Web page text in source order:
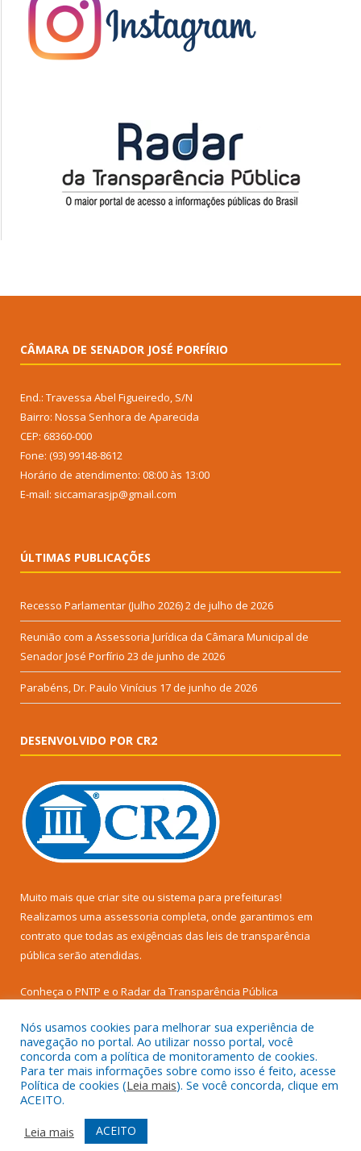
CÂMARA DE SENADOR JOSÉ PORFÍRIO
End.: Travessa Abel Figueiredo, S/N
Bairro: Nossa Senhora de Aparecida
CEP: 68360-000
Fone: (93) 99148-8612
Horário de atendimento: 08:00 às 13:00
E-mail: siccamarasjp@gmail.com
ÚLTIMAS PUBLICAÇÕES
Recesso Parlamentar (Julho 2026)2 de julho de 2026
Reunião com a Assessoria Jurídica da Câmara Municipal de
Senador José Porfírio 23 de junho de 2026
Parabéns, Dr. Paulo Vinícius 17 de junho de 2026
DESENVOLVIDO POR CR2
Muito mais que criar site ou sistema para prefeituras!
Realizamos uma assessoria completa, onde garantimos em
contrato que todas as exigências das leis de transparência
pública serão atendidas.
Conheça o PNTP e o Radar da Transparência Pública
Todos os direitos reservados a Câmara Municipal de Senador
José Porfírio.
Mapa do Site
Acessar Área Administrativa
Acessar Webmail
Nós usamos cookies para melhorar sua experiência de
navegação no portal. Ao utilizar nosso portal, você
concorda com a política de monitoramento de cookies.
Para ter mais informações sobre como isso é feito, acesse
Política de cookies (Leia mais). Se você concorda, clique em
ACEITO.
Leia mais
ACEITO